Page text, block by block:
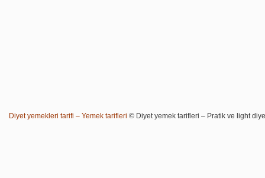
Diyet yemekleri tarifi – Yemek tarifleri © Diyet yemek tarifleri – Pratik ve light